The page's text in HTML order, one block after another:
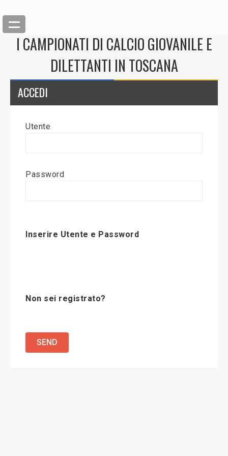
Back
Modifica News
I CAMPIONATI DI CALCIO GIOVANILE E
DILETTANTI IN TOSCANA
ACCEDI
Utente
Password
Inserire Utente e Password
Non sei registrato?